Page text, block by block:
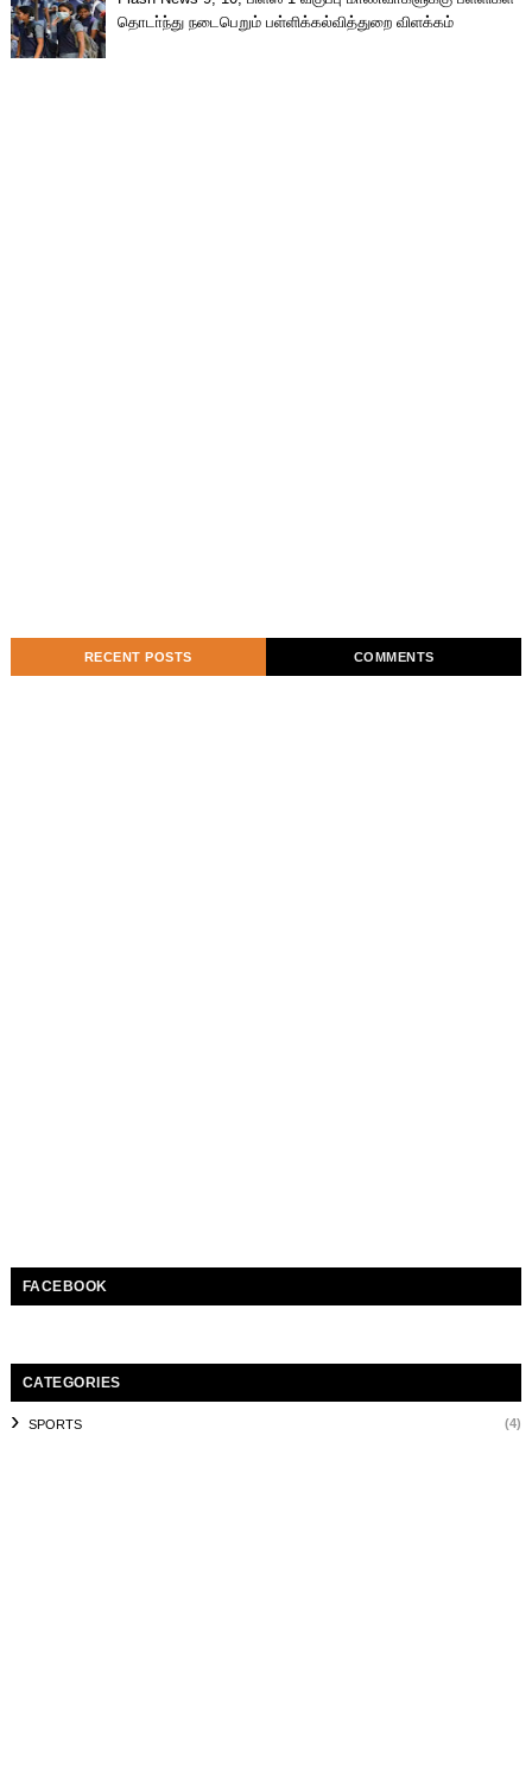
தொடா்ந்து நடைபெறும் பள்ளிக்கல்வித்துறை விளக்கம்
RECENT POSTS COMMENTS
FACEBOOK
CATEGORIES
SPORTS (4)